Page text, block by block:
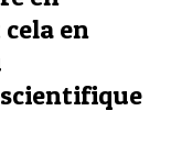
en